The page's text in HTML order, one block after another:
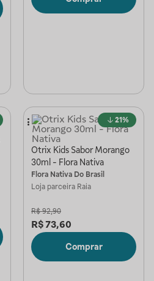
21%
Otrix Kids Sabor Morango
30ml - Flora Nativa
Flora Nativa Do Brasil
Loja parceira Raia
R$ 92,90
R$73,60
Comprar